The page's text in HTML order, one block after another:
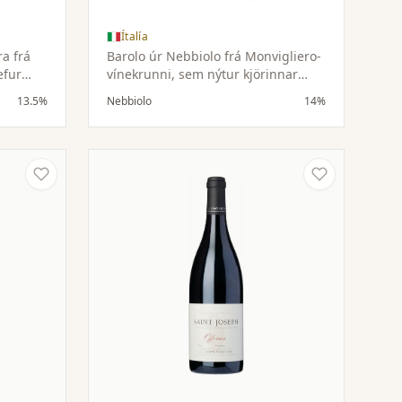
frá
og
13.5%
Ítalía
Barolo úr Nebbiolo frá Monvigliero-
vínekrunni, sem nýtur kjörinnar
sólaráttu og vel framræsts jarðvegs.
Þrúgurnar eru handtíndar á
hámarksþroska til að tryggja gæði.
Nebbiolo 14%